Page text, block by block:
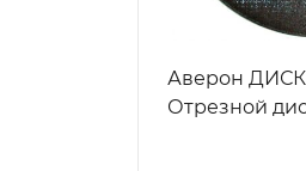
Аверон ДИСК
Отрезной